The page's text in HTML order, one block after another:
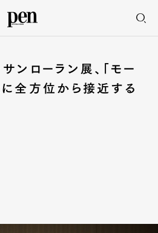
ンローラン展、「モー
に全方位から接近する